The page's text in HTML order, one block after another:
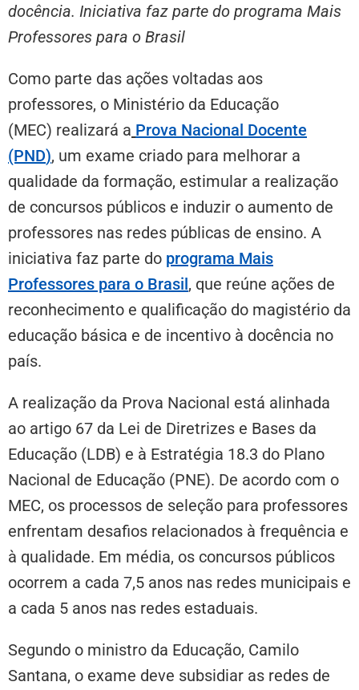
docência. Iniciativa faz parte do programa Mais
Professores para o Brasil
Como parte das ações voltadas aos
professores, o Ministério da Educação
(MEC) realizará a Prova Nacional Docente
(PND), um exame criado para melhorar a
qualidade da formação, estimular a realização
de concursos públicos e induzir o aumento de
professores nas redes públicas de ensino. A
iniciativa faz parte do programa Mais
Professores para o Brasil, que reúne ações de
reconhecimento e qualificação do magistério da
educação básica e de incentivo à docência no
país.
A realização da Prova Nacional está alinhada
ao artigo 67 da Lei de Diretrizes e Bases da
Educação (LDB) e à Estratégia 18.3 do Plano
Nacional de Educação (PNE). De acordo com o
MEC, os processos de seleção para professores
enfrentam desafios relacionados à frequência e
à qualidade. Em média, os concursos públicos
ocorrem a cada 7,5 anos nas redes municipais e
a cada 5 anos nas redes estaduais.
Segundo o ministro da Educação, Camilo
Santana, o exame deve subsidiar as redes de